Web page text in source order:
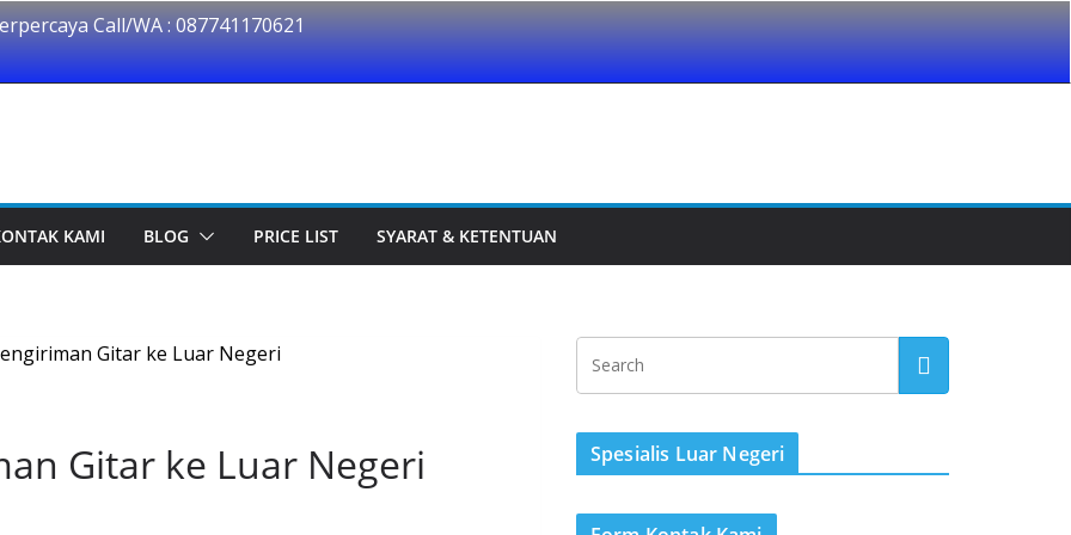
Call/WA : 087741170621
KAMI BLOG PRICE LIST SYARAT & KETENTUAN
Gitar ke Luar Negeri Spesialis Luar Negeri